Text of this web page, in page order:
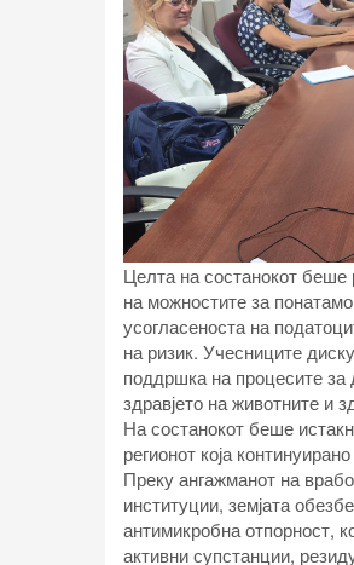
Целта на состанокот беше
на можностите за
усогласеноста на
на ризик. Учесниците
поддршка на процесите
здравјето на животните и
На состанокот беше
регионот која
Преку ангажманот на
институции, земјата
антимикробна отпорност,
активни супстанции,